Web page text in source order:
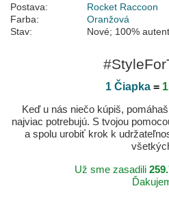
Postava:
Rocket Raccoon
Farba:
Oranžová
Stav:
Nové; 100%
1 Čiapka =
Keď u nás niečo kúpiš,
najviac potrebujú. S tvojou
a spolu urobiť krok k
Už sme zasadili